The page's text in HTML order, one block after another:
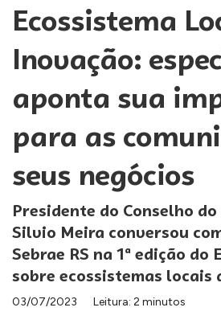
Ecossistema
Inovação:
aponta sua
para as
seus negócios
Presidente do Conselho
Silvio Meira conversou
Sebrae RS na 1ª edição do
sobre ecossistemas locais
03/07/2023 Leitura: 2 minutos